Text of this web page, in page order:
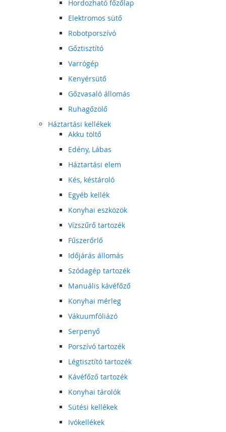
Hordozható főzőlap
Elektromos sütő
Robotporszívó
Gőztisztító
Varrógép
Kenyérsütő
Gőzvasaló állomás
Ruhagőzölő
Háztartási kellékek
Akku töltő
Edény, Lábas
Háztartási elem
Kés, késtároló
Egyéb kellék
Konyhai eszközök
Vízszűrő tartozék
Fűszerőrlő
Időjárás állomás
Szódagép tartozék
Manuális kávéfőző
Konyhai mérleg
Vákuumfóliázó
Serpenyő
Porszívó tartozék
Légtisztító tartozék
Kávéfőző tartozék
Konyhai tárolók
Sütési kellékek
Ivókellékek